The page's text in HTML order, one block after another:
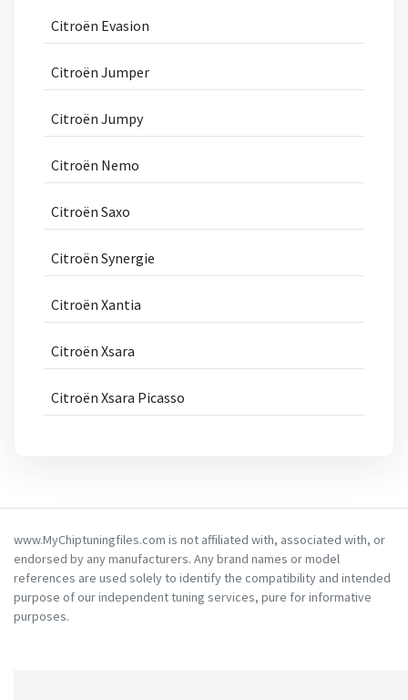
Citroën Evasion
Citroën Jumper
Citroën Jumpy
Citroën Nemo
Citroën Saxo
Citroën Synergie
Citroën Xantia
Citroën Xsara
Citroën Xsara Picasso
www.MyChiptuningfiles.com is not affiliated with, associated with, or
endorsed by any manufacturers. Any brand names or model
references are used solely to identify the compatibility and intended
purpose of our independent tuning services, pure for informative
purposes.